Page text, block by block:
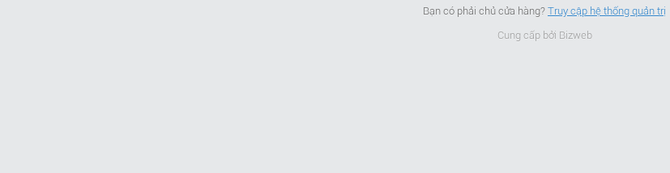
Bạn có phải chủ cửa hàng? Truy cập hệ thống quản trị
Cung cấp bởi Bizweb